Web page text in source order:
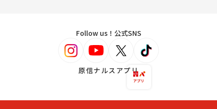
Follow us！公式SNS
原信ナルスアプリ